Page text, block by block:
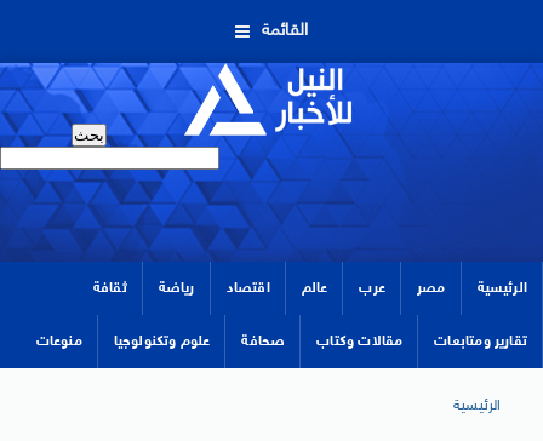
القائمة
الرئيسية مصر عرب عالم اقتصاد رياضة ثقافة
تقارير ومتابعات مقالات وكتاب صحافة علوم وتكنولوجيا منوعات
الرئيسية